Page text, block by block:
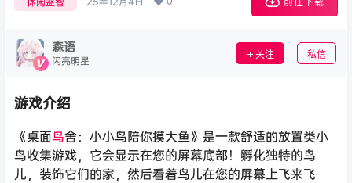
森语
闪亮明星 关注 私信
游戏介绍
《桌面鸟舍：小小鸟陪你摸大鱼》是一款舒适的放置类小
鸟收集游戏，它会显示在您的屏幕底部！孵化独特的鸟
儿，装饰它们的家，然后看着鸟儿在您的屏幕上飞来飞